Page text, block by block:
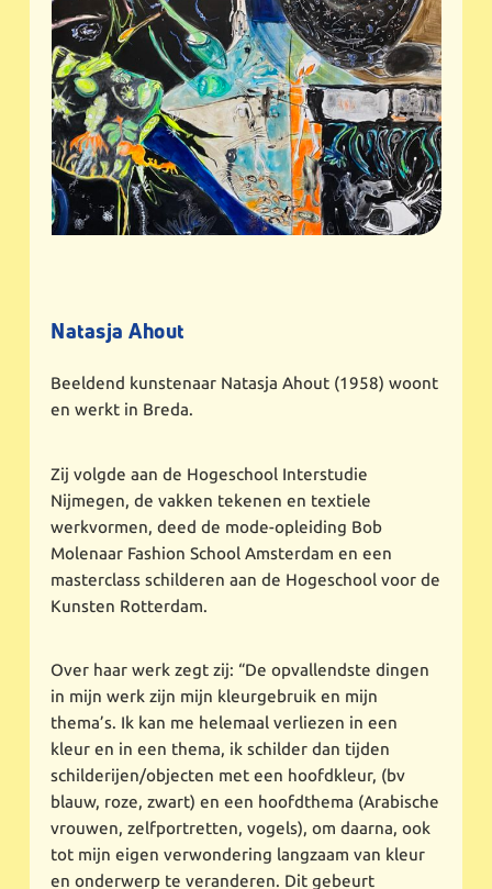
Natasja Ahout
Beeldend kunstenaar Natasja Ahout (1958) woont
en werkt in Breda.
Zij volgde aan de Hogeschool Interstudie
Nijmegen, de vakken tekenen en textiele
werkvormen, deed de mode-opleiding Bob
Molenaar Fashion School Amsterdam en een
masterclass schilderen aan de Hogeschool voor de
Kunsten Rotterdam.
Over haar werk zegt zij: “De opvallendste dingen
in mijn werk zijn mijn kleurgebruik en mijn
thema’s. Ik kan me helemaal verliezen in een
kleur en in een thema, ik schilder dan tijden
schilderijen/objecten met een hoofdkleur, (bv
blauw, roze, zwart) en een hoofdthema (Arabische
vrouwen, zelfportretten, vogels), om daarna, ook
tot mijn eigen verwondering langzaam van kleur
en onderwerp te veranderen. Dit gebeurt